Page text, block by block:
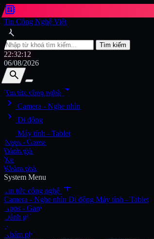
developer_board
Tin Công Nghệ Việt
search
Tìm kiếm
22:32:14
06/08/2026
search
search
Tin tức công nghệarrow_drop_down
chevron_right
Camera - Nghe nhìn
chevron_right Di động
Máy tính - Tablet
Apps - Game
Đánh giá
Xe
Khám phá
System Menu
Tin tức công nghệ add
Camera - Nghe nhìn Di động Máy tính - Tablet
Apps - Game
Đánh giá
Xe
Khám phá